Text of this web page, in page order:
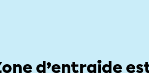
d’entraide